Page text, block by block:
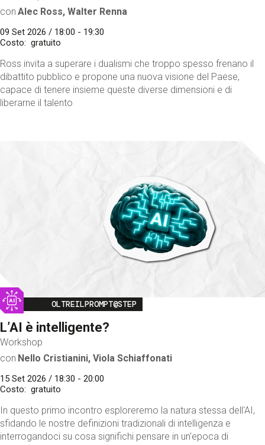
con Alec Ross, Walter Renna
09 Set 2026 / 18:00 - 19:30
Costo
gratuito
Ross invita a superare i dualismi che troppo spesso frenano il
dibattito pubblico e propone una nuova visione del Paese,
capace di tenere insieme queste diverse dimensioni e di
liberarne il talento
Image
OLTREILPROMPT@STEP
L’AI è intelligente?
Workshop
con Nello Cristianini, Viola Schiaffonati
15 Set 2026 / 18:30 - 20:00
Costo
gratuito
In questo primo incontro esploreremo la natura stessa dell'AI,
sfidando le nostre definizioni tradizionali di intelligenza e
interrogandoci su cosa significhi pensare in un'epoca di